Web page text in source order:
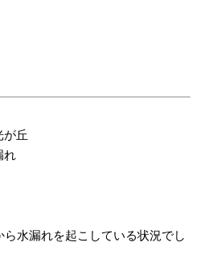
が丘
れ
水漏れを起こしている状況でし